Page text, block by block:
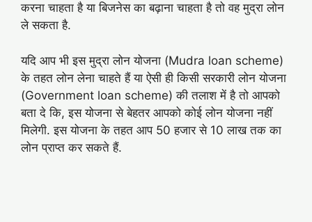
करना चाहता है या बिजनेस का बढ़ाना चाहता है तो वह मुद्रा लोन
ले सकता है.
यदि आप भी इस मुद्रा लोन योजना (Mudra loan scheme)
के तहत लोन लेना चाहते हैं या ऐसी ही किसी सरकारी लोन योजना
(Government loan scheme) की तलाश में है तो आपको
बता दे कि, इस योजना से बेहतर आपको कोई लोन योजना नहीं
मिलेगी. इस योजना के तहत आप 50 हजार से 10 लाख तक का
लोन प्राप्त कर सकते हैं.